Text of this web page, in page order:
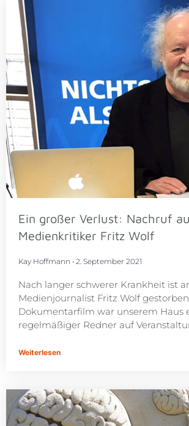
Ein großer Verlust: Nachruf
Medienkritiker Fritz Wolf
Kay Hoffmann 2. September 2021
Nach langer schwerer Krankheit ist
Medienjournalist Fritz Wolf
Dokumentarfilm war unserem Haus
regelmäßiger Redner auf
Weiterlesen